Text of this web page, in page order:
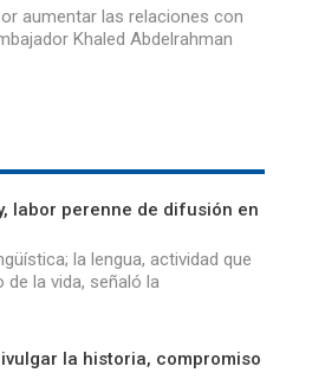
aumentar las relaciones con
Khaled Abdelrahman
labor perenne de difusión en
la lengua, actividad que
la vida, señaló la
la historia, compromiso